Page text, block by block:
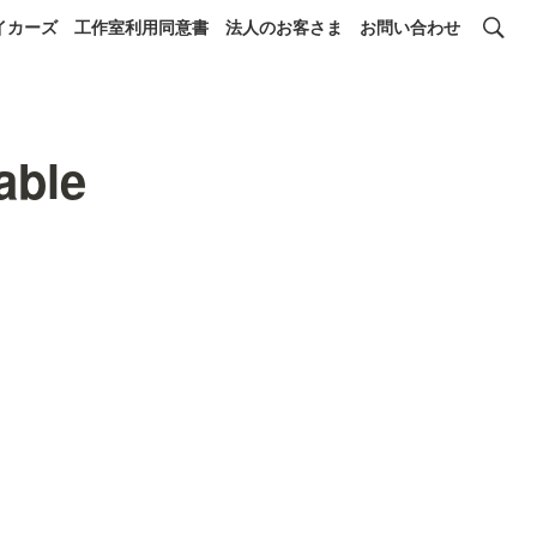
カーズ 工作室利用同意書 法人のお客さま お問い合わせ